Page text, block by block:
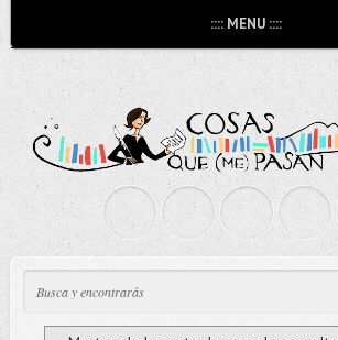
:::: MENU ::::